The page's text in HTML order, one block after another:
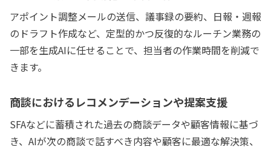
アポイント調整メールの送信、議事録の要約、日報・週報
のドラフト作成など、定型的かつ反復的なルーチン業務の
一部を生成AIに任せることで、担当者の作業時間を削減で
きます。
商談におけるレコメンデーションや提案支援
SFAなどに蓄積された過去の商談データや顧客情報に基づ
き、AIが次の商談で話すべき内容や顧客に最適な解決策、